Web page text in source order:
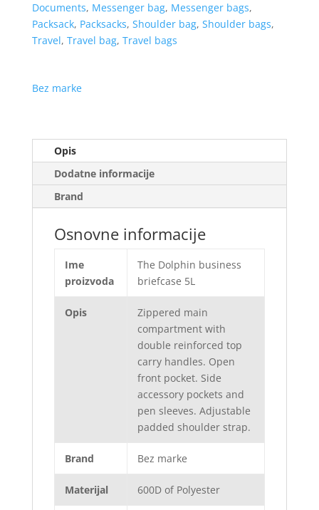
Documents, Messenger bag, Messenger bags,
Packsack, Packsacks, Shoulder bag, Shoulder bags,
Travel, Travel bag, Travel bags
Bez marke
Opis
Dodatne informacije
Brand
Osnovne informacije
Ime
proizvoda
The Dolphin business
briefcase 5L
Opis
Zippered main
compartment with
double reinforced top
carry handles. Open
front pocket. Side
accessory pockets and
pen sleeves. Adjustable
padded shoulder strap.
Brand Bez marke
Materijal 600D of Polyester